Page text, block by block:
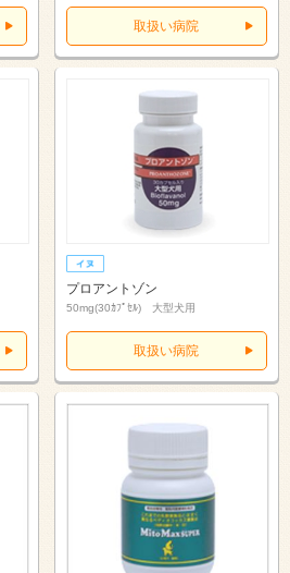
取扱い病院
プロアントゾン
50mg(30ｶﾌﾟｾﾙ) 大型犬用
取扱い病院